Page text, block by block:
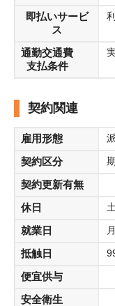
即払いサービ
ス
通勤交通費
支払条件
契約関連
雇用形態
契約区分
契約更新有無
休日
就業日
抵触日
便宜供与
安全衛生